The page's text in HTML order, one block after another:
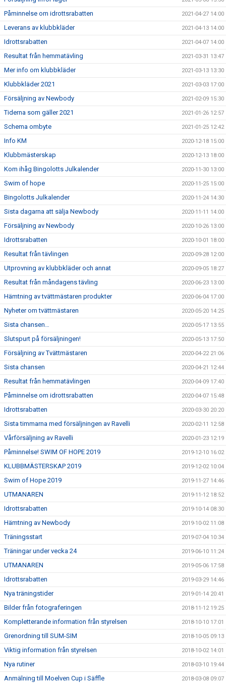
Påminnelse om idrottsrabatten 2021-04-27 14:00
Leverans av klubbkläder 2021-04-13 14:00
Idrottsrabatten 2021-04-07 14:00
Resultat från hemmatävling 2021-03-31 13:47
Mer info om klubbkläder 2021-03-13 13:30
Klubbkläder 2021 2021-03-03 17:00
Försäljning av Newbody 2021-02-09 15:30
Tiderna som gäller 2021 2021-01-26 12:57
Schema ombyte 2021-01-25 12:42
Info KM 2020-12-18 15:00
Klubbmästerskap 2020-12-13 18:00
Kom ihåg Bingolotts Julkalender 2020-11-30 13:00
Swim of hope 2020-11-25 15:00
Bingolotts Julkalender 2020-11-24 14:30
Sista dagarna att sälja Newbody 2020-11-11 14:00
Försäljning av Newbody 2020-10-26 13:00
Idrottsrabatten 2020-10-01 18:00
Resultat från tävlingen 2020-09-28 12:00
Utprovning av klubbkläder och annat 2020-09-05 18:27
Resultat från måndagens tävling 2020-06-23 13:00
Hämtning av tvättmästaren produkter 2020-06-04 17:00
Nyheter om tvättmästaren 2020-05-20 14:25
Sista chansen… 2020-05-17 13:55
Slutspurt på försäljningen! 2020-05-13 17:50
Försäljning av Tvättmästaren 2020-04-22 21:06
Sista chansen 2020-04-21 12:44
Resultat från hemmatävlingen 2020-04-09 17:40
Påminnelse om idrottsrabatten 2020-04-07 15:48
Idrottsrabatten 2020-03-30 20:20
Sista timmarna med försäljningen av Ravelli 2020-02-11 12:58
Vårförsäljning av Ravelli 2020-01-23 12:19
Påminnelse! SWIM OF HOPE 2019 2019-12-10 16:02
KLUBBMÄSTERSKAP 2019 2019-12-02 10:04
Swim of Hope 2019 2019-11-27 14:46
UTMANAREN 2019-11-12 18:52
Idrottsrabatten 2019-10-14 08:30
Hämtning av Newbody 2019-10-02 11:08
Träningsstart 2019-07-04 10:34
Träningar under vecka 24 2019-06-10 11:24
UTMANAREN 2019-05-06 17:58
Idrottsrabatten 2019-03-29 14:46
Nya träningstider 2019-01-14 20:41
Bilder från fotograferingen 2018-11-12 19:25
Kompletterande information från styrelsen 2018-10-10 17:01
Grenordning till SUM-SIM 2018-10-05 09:13
Viktig information från styrelsen 2018-10-02 14:01
Nya rutiner 2018-03-10 19:44
Anmälning till Moelven Cup i Säffle 2018-03-08 09:07